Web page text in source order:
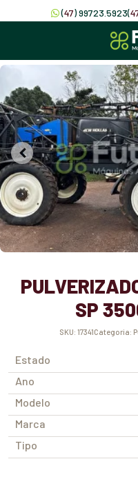
(47) 99723.5923(
SP
SKU: 17341 Categoria:
Estado
Ano
Modelo
Marca
Tipo